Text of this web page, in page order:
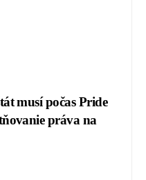
musí počas Pride
práva na